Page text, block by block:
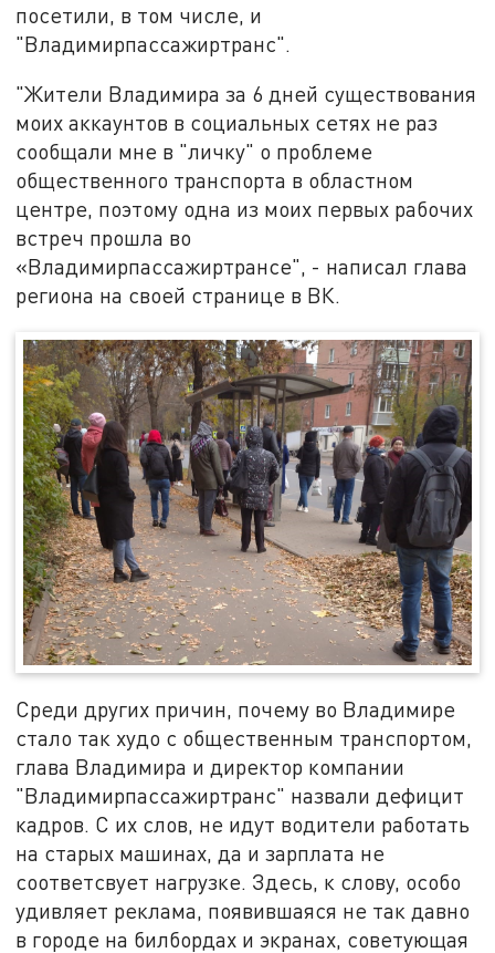
посетили, в том числе, и
"Владимирпассажиртранс".
"Жители Владимира за 6 дней существования
моих аккаунтов в социальных сетях не раз
сообщали мне в "личку" о проблеме
общественного транспорта в областном
центре, поэтому одна из моих первых рабочих
встреч прошла во
«Владимирпассажиртрансе", - написал глава
региона на своей странице в ВК.
Среди других причин, почему во Владимире
стало так худо с общественным транспортом,
глава Владимира и директор компании
"Владимирпассажиртранс" назвали дефицит
кадров. С их слов, не идут водители работать
на старых машинах, да и зарплата не
соответсвует нагрузке. Здесь, к слову, особо
удивляет реклама, появившаяся не так давно
в городе на билбордах и экранах, советующая